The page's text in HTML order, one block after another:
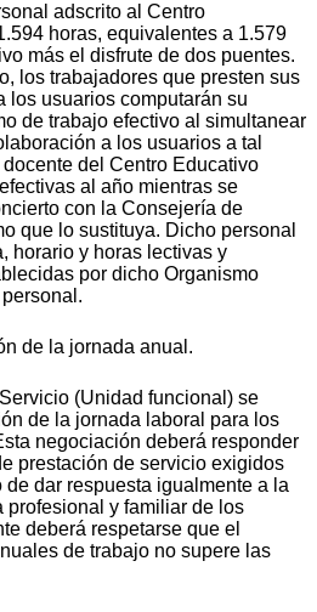
adscrito al Centro
horas, equivalentes a 1.579
más el disfrute de dos puentes.
los trabajadores que presten sus
los usuarios computarán su
de trabajo efectivo al simultanear
a los usuarios a tal
del Centro Educativo
al año mientras se
con la Consejería de
que lo sustituya. Dicho personal
horario y horas lectivas y
por dicho Organismo
de la jornada anual.
(Unidad funcional) se
de la jornada laboral para los
negociación deberá responder
prestación de servicio exigidos
dar respuesta igualmente a la
y familiar de los
deberá respetarse que el
de trabajo no supere las